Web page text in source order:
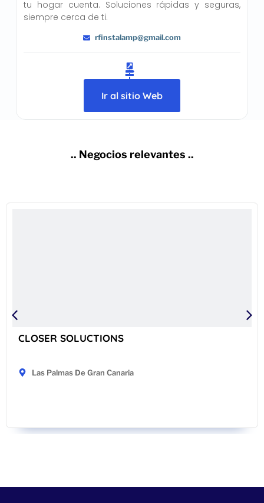
tu hogar cuenta. Soluciones rápidas y seguras,
siempre cerca de ti.
rfinstalamp@gmail.com
Ir al sitio Web
.. Negocios relevantes ..
CLOSER SOLUCTIONS
Las Palmas De Gran Canaria